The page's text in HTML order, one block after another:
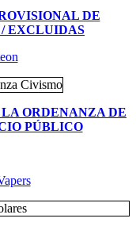
DE
EXCLUIDAS
ORDENANZA DE
PÚBLICO